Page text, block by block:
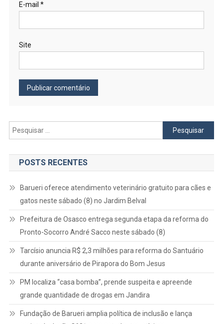
E-mail *
Site
Pesquisar
por:
POSTS RECENTES
Barueri oferece atendimento veterinário gratuito para cães e
gatos neste sábado (8) no Jardim Belval
Prefeitura de Osasco entrega segunda etapa da reforma do
Pronto-Socorro André Sacco neste sábado (8)
Tarcísio anuncia R$ 2,3 milhões para reforma do Santuário
durante aniversário de Pirapora do Bom Jesus
PM localiza “casa bomba”, prende suspeita e apreende
grande quantidade de drogas em Jandira
Fundação de Barueri amplia política de inclusão e lança